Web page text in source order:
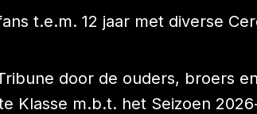
t.e.m. 12 jaar met diverse
door de ouders, broers
Klasse m.b.t. het Seizoen